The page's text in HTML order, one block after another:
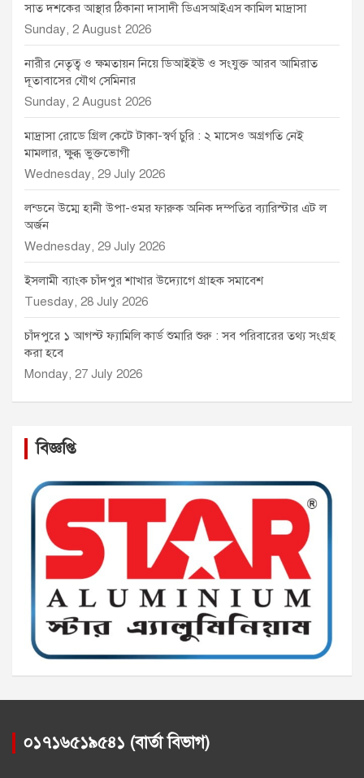
সাত দশকের আস্থার ঠিকানা দাসাদী ডিএসআইএস কামিল মাদ্রাসা
Sunday, 2 August 2026
নারীর নেতৃত্ব ও ক্ষমতায়ন নিয়ে ডিআইইউ ও সংযুক্ত আরব আমিরাত
দূতাবাসের যৌথ সেমিনার
Sunday, 2 August 2026
মাদ্রাসা রোডে গ্রিল কেটে টাকা-স্বর্ণ চুরি : ২ মাসেও অগ্রগতি নেই
মামলার, ক্ষুব্ধ ভুক্তভোগী
Wednesday, 29 July 2026
লন্ডনে উম্মে হানী উপা-ওমর ফারুক অনিক দম্পতির ব্যারিস্টার এট ল
অর্জন
Wednesday, 29 July 2026
ইসলামী ব্যাংক চাঁদপুর শাখার উদ্যোগে গ্রাহক সমাবেশ
Tuesday, 28 July 2026
চাঁদপুরে ১ আগস্ট ফ্যামিলি কার্ড শুমারি শুরু : সব পরিবারের তথ্য সংগ্রহ
করা হবে
Monday, 27 July 2026
বিজ্ঞপ্তি
০১৭১৬৫১৯৫৪১ (বার্তা বিভাগ)